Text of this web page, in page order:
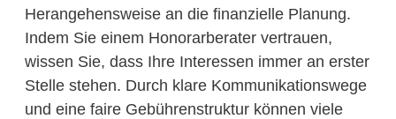
Herangehensweise an die finanzielle Planung.
Indem Sie einem Honorarberater vertrauen,
wissen Sie, dass Ihre Interessen immer an erster
Stelle stehen. Durch klare Kommunikationswege
und eine faire Gebührenstruktur können viele